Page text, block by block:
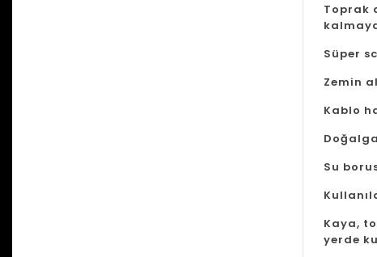
Toprak
Süper
Zemin
Kablo
Su
Kaya,
yerde